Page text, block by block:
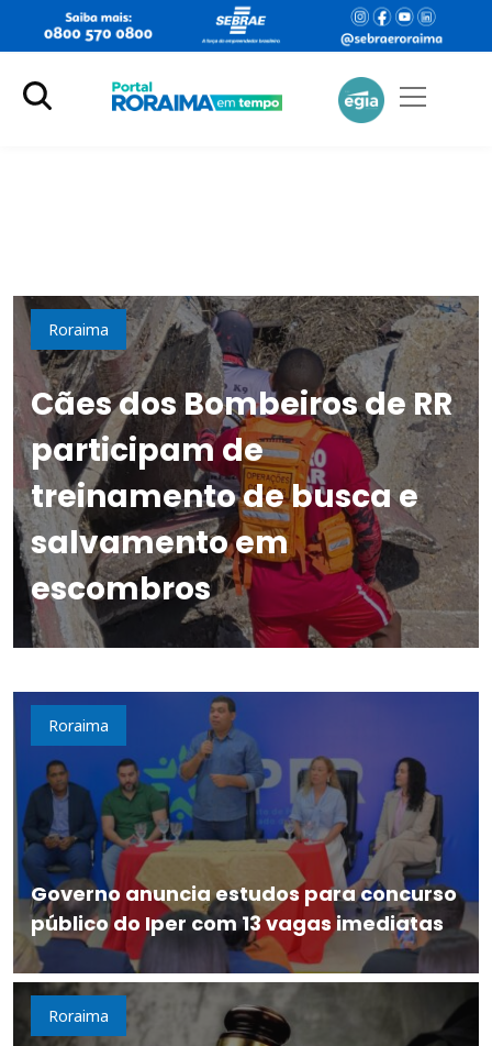
Roraima
Cães dos Bombeiros de RR
participam de
treinamento de busca e
salvamento em
escombros
Roraima
Governo anuncia estudos para concurso
público do Iper com 13 vagas imediatas
Roraima